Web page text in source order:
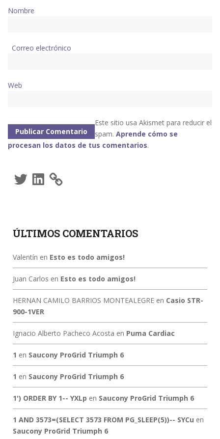
Nombre
Correo electrónico
Web
Este sitio usa Akismet para reducir el
spam. Aprende cómo se
procesan los datos de tus comentarios.
TwitterLinkedIn
ÚLTIMOS COMENTARIOS
Valentín en Esto es todo amigos!
Juan Carlos en Esto es todo amigos!
HERNAN CAMILO BARRIOS MONTEALEGREen Casio STR-
900-1VER
Ignacio Alberto Pacheco Acosta en Puma Cardiac
1 en Saucony ProGrid Triumph 6
1 en Saucony ProGrid Triumph 6
1') ORDER BY 1-- YXLp en Saucony ProGrid Triumph 6
1 AND 3573=(SELECT 3573 FROM PG_SLEEP(5))-- SYCu en
Saucony ProGrid Triumph 6